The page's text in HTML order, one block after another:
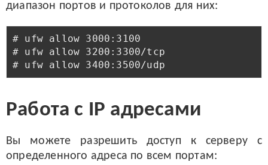
диапазон портов и протоколов для них:
# ufw allow 3000:3100
# ufw allow 3200:3300/tcp
Работа с IP адресами
Вы можете разрешить доступ к серверу с
определенного адреса по всем портам: